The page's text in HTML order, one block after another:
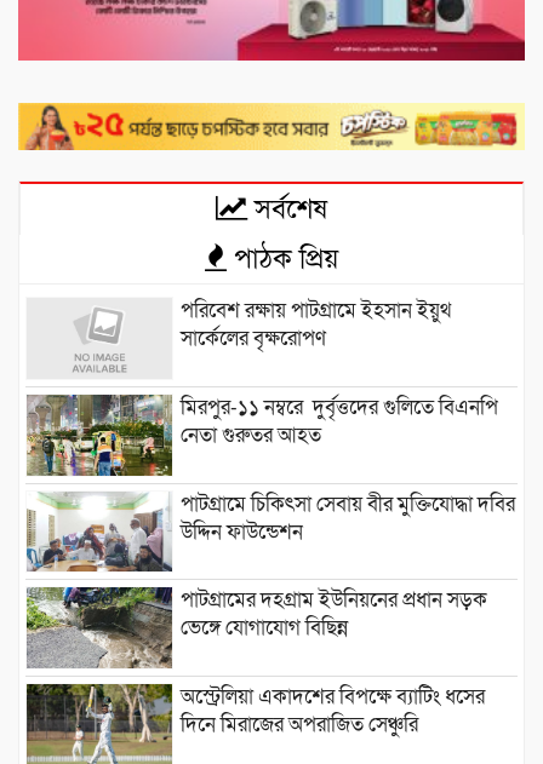
সর্বশেষ
পাঠক প্রিয়
পরিবেশ রক্ষায় পাটগ্রামে ইহসান ইয়ুথ
সার্কেলের বৃক্ষরোপণ
মিরপুর-১১ নম্বরে দুর্বৃত্তদের গুলিতে বিএনপি
নেতা গুরুতর আহত
পাটগ্রামে চিকিৎসা সেবায় বীর মুক্তিযোদ্ধা দবির
উদ্দিন ফাউন্ডেশন
পাটগ্রামের দহগ্রাম ইউনিয়নের প্রধান সড়ক
ভেঙ্গে যোগাযোগ বিছিন্ন
অস্ট্রেলিয়া একাদশের বিপক্ষে ব্যাটিং ধসের
দিনে মিরাজের অপরাজিত সেঞ্চুরি